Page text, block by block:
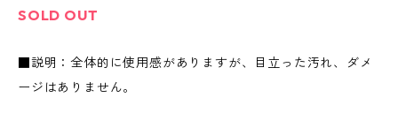
SOLD OUT
■説明：全体的に使用感がありますが、目立った汚れ、ダメ
ージはありません。